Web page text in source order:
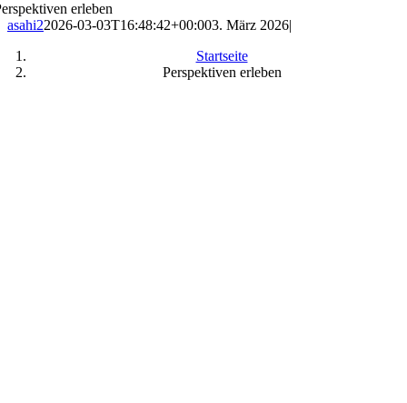
erleben
asahi22026-03-03T16:48:42+00:003. März 2026|
Startseite
Perspektiven erleben